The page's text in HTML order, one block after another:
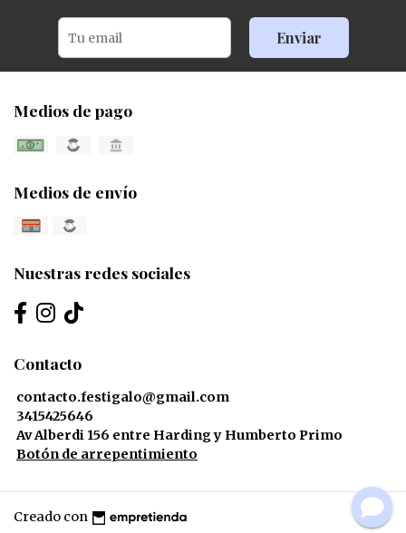
Enviar
Medios de pago
Medios de envío
Nuestras redes sociales
Contacto
contacto.festigalo@gmail.com
3415425646
Av Alberdi 156 entre Harding y Humberto Primo
Botón de arrepentimiento
Creado con